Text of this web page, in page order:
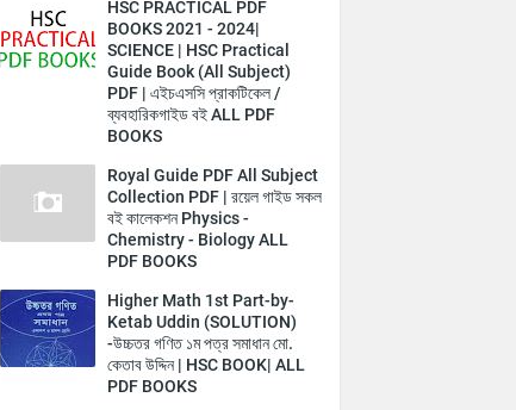
HSC PRACTICAL PDF
BOOKS 2021 - 2024|
SCIENCE | HSC Practical
Guide Book (All Subject)
PDF | এইচএসসি প্রাকটিকেল /
ব্যবহারিকগাইড বই ALL PDF
BOOKS
Royal Guide PDF All Subject
Collection PDF | রয়েল গাইড সকল
বই কালেকশন Physics -
Chemistry - Biology ALL
PDF BOOKS
Higher Math 1st Part-by-
Ketab Uddin (SOLUTION)
-উচ্চতর গণিত ১ম পত্র সমাধান মো.
কেতাব উদ্দিন | HSC BOOK| ALL
PDF BOOKS